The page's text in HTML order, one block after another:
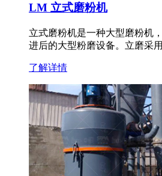
LM 立式磨粉机
立式磨粉机是一种大型磨粉机
进后的大型粉磨设备。立磨采
了解详情